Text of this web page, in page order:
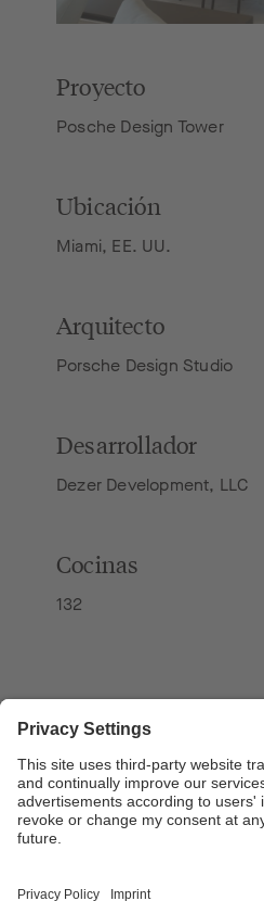
Proyecto
Posche Design Tower
Ubicación
Miami, EE. UU.
Arquitecto
Porsche Design Studio
Desarrollador
Dezer Development, LLC
Cocinas
132
Empresa